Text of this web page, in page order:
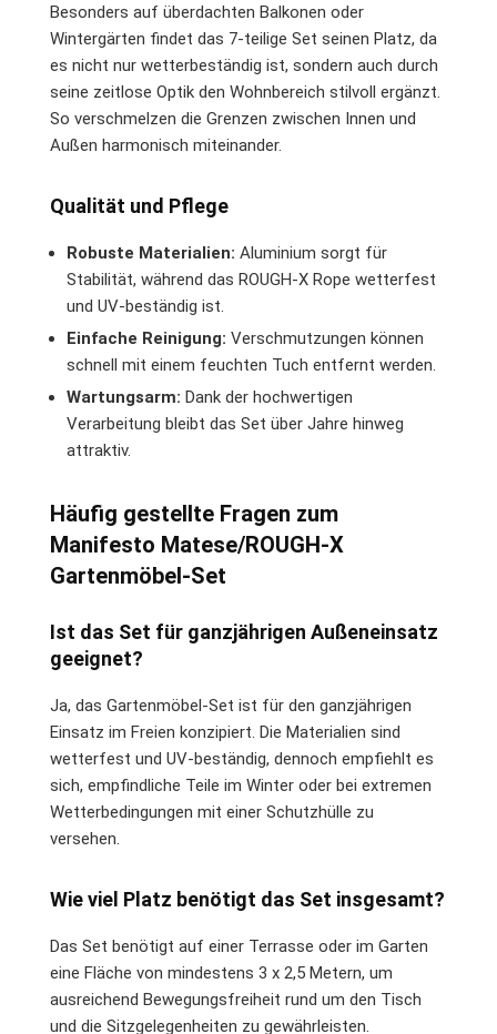
Besonders auf überdachten Balkonen oder
Wintergärten findet das 7-teilige Set seinen Platz, da
es nicht nur wetterbeständig ist, sondern auch durch
seine zeitlose Optik den Wohnbereich stilvoll ergänzt.
So verschmelzen die Grenzen zwischen Innen und
Außen harmonisch miteinander.
Qualität und Pflege
Robuste Materialien: Aluminium sorgt für
Stabilität, während das ROUGH-X Rope wetterfest
und UV-beständig ist.
Einfache Reinigung: Verschmutzungen können
schnell mit einem feuchten Tuch entfernt werden.
Wartungsarm: Dank der hochwertigen
Verarbeitung bleibt das Set über Jahre hinweg
attraktiv.
Häufig gestellte Fragen zum
Manifesto Matese/ROUGH-X
Gartenmöbel-Set
Ist das Set für ganzjährigen Außeneinsatz
geeignet?
Ja, das Gartenmöbel-Set ist für den ganzjährigen
Einsatz im Freien konzipiert. Die Materialien sind
wetterfest und UV-beständig, dennoch empfiehlt es
sich, empfindliche Teile im Winter oder bei extremen
Wetterbedingungen mit einer Schutzhülle zu
versehen.
Wie viel Platz benötigt das Set insgesamt?
Das Set benötigt auf einer Terrasse oder im Garten
eine Fläche von mindestens 3 x 2,5 Metern, um
ausreichend Bewegungsfreiheit rund um den Tisch
und die Sitzgelegenheiten zu gewährleisten.